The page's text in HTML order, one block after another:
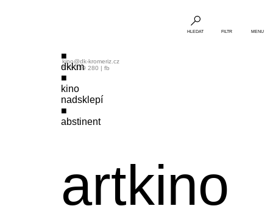
dkkm
kino
nadsklepí
abstinent
artkino
kino@dk-kromeriz.cz
573 339 280 | fb
HLEDAT FILTR MENU